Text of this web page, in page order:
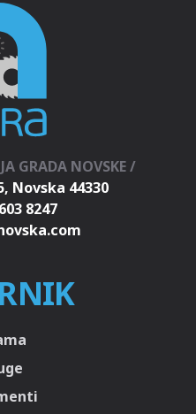
GRADA NOVSKE /
Novska 44330
8247